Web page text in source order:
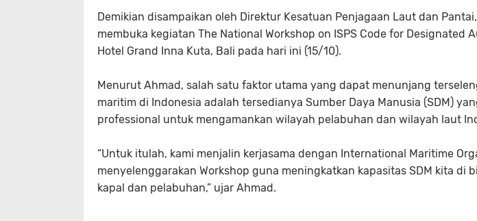
Demikian disampaikan oleh Direktur Kesatuan Penjagaan Laut dan
membuka kegiatan The National Workshop on ISPS Code for Designated
Hotel Grand Inna Kuta, Bali pada hari ini (15/10).
Menurut Ahmad, salah satu faktor utama yang dapat menunjang
maritim di Indonesia adalah tersedianya Sumber Daya Manusia (SDM)
professional untuk mengamankan wilayah pelabuhan dan wilayah laut
“Untuk itulah, kami menjalin kerjasama dengan International Maritime
menyelenggarakan Workshop guna meningkatkan kapasitas SDM kita di
kapal dan pelabuhan,” ujar Ahmad.